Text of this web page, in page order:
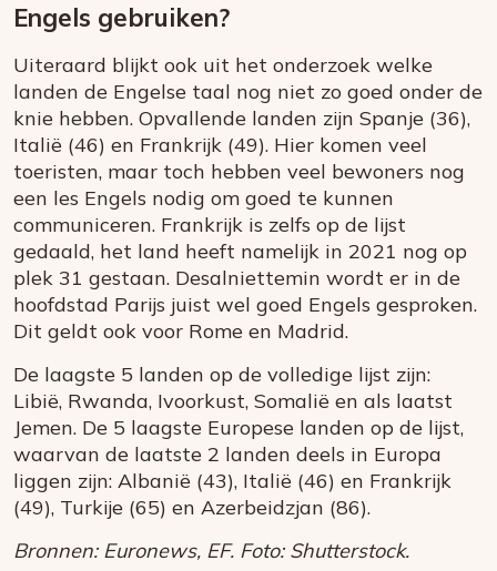
Engels gebruiken?
Uiteraard blijkt ook uit het onderzoek welke
landen de Engelse taal nog niet zo goed onder de
knie hebben. Opvallende landen zijn Spanje (36),
Italië (46) en Frankrijk (49). Hier komen veel
toeristen, maar toch hebben veel bewoners nog
een les Engels nodig om goed te kunnen
communiceren. Frankrijk is zelfs op de lijst
gedaald, het land heeft namelijk in 2021 nog op
plek 31 gestaan. Desalniettemin wordt er in de
hoofdstad Parijs juist wel goed Engels gesproken.
Dit geldt ook voor Rome en Madrid.
De laagste 5 landen op de volledige lijst zijn:
Libië, Rwanda, Ivoorkust, Somalië en als laatst
Jemen. De 5 laagste Europese landen op de lijst,
waarvan de laatste 2 landen deels in Europa
liggen zijn: Albanië (43), Italië (46) en Frankrijk
(49), Turkije (65) en Azerbeidzjan (86).
Bronnen: Euronews, EF. Foto: Shutterstock.